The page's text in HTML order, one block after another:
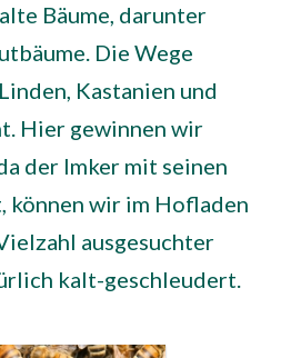
Bäume, darunter
Die Wege
Kastanien und
Hier gewinnen wir
der Imker mit seinen
können wir im Hofladen
ausgesuchter
kalt-geschleudert.